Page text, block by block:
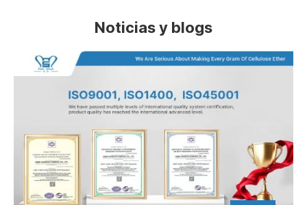
Noticias y blogs